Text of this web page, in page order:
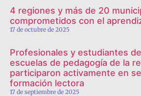
4 regiones y más de 20
comprometidos con el
17 de octubre de 2025
Profesionales y estudiantes
escuelas de pedagogía de la
participaron activamente en
formación lectora
17 de septiembre de 2025